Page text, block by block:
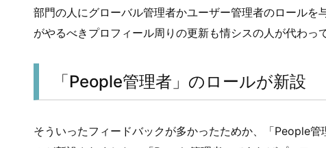
部門の人にグローバル管理者かユーザー管理者のロール
がやるべきプロフィール周りの更新も情シスの人が代わっ
「People管理者」のロールが新設
そういったフィードバックが多かったためか、「People